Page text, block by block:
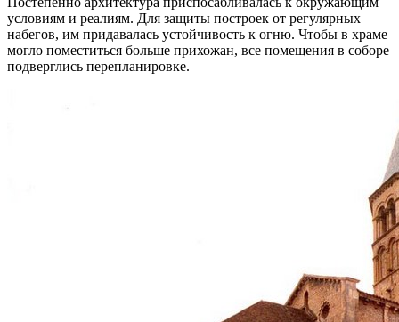
условиям и реалиям. Для защиты построек от регулярных
набегов, им придавалась устойчивость к огню. Чтобы в храме
могло поместиться больше прихожан, все помещения в соборе
подверглись перепланировке.